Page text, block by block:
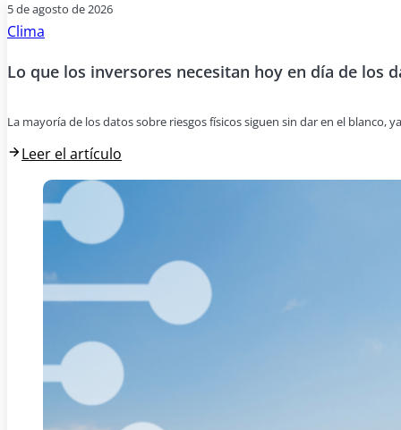
5 de agosto de 2026
Clima
Lo que los inversores necesitan hoy en día de los
La mayoría de los datos sobre riesgos físicos siguen sin dar en el blanco,
Leer el artículo